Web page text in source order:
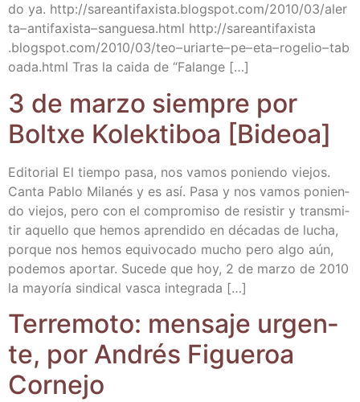
do ya. http://​sarean​ti​fa​xis​ta​.blogs​pot​.com/​2​0​1​0​/​0​3​/​a​l​e​r​
t​a​– a​n​t​i​f​a​x​i​s​t​a​– s​a​n​g​u​e​s​a​.​h​tml http://​sarean​ti​fa​xis​ta​
.blogs​pot​.com/​2​0​1​0​/​0​3​/​t​e​o​– u​r​i​a​r​t​e​– p​e​– e​t​a​– r​o​g​e​l​i​o​– t​a​b​
o​a​d​a​.​h​tml Tras la cai­da de “Falan­ge […]
3 de mar­zo siem­pre por
Boltxe Kolek­ti­boa [Bideoa]
Edi­to­rial El tiem­po pasa, nos vamos ponien­do vie­jos.
Can­ta Pablo Mila­nés y es así. Pasa y nos vamos ponien­
do vie­jos, pero con el com­pro­mi­so de resis­tir y trans­mi­
tir aque­llo que hemos apren­di­do en déca­das de lucha,
por­que nos hemos equi­vo­ca­do mucho pero algo aún,
pode­mos apor­tar. Suce­de que hoy, 2 de mar­zo de 2010
la mayo­ría sin­di­cal vas­ca integrada […]
Terre­mo­to: men­sa­je urgen­
te, por Andrés Figue­roa
Cornejo